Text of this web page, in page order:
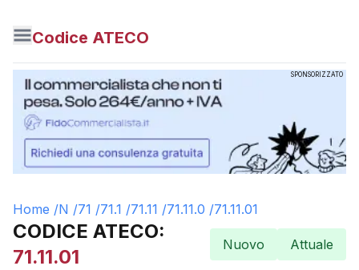
Codice ATECO
SPONSORIZZATO
Home /N /71 /71.1 /71.11 /71.11.0 /71.11.01
CODICE ATECO:
71.11.01
Nuovo Attuale